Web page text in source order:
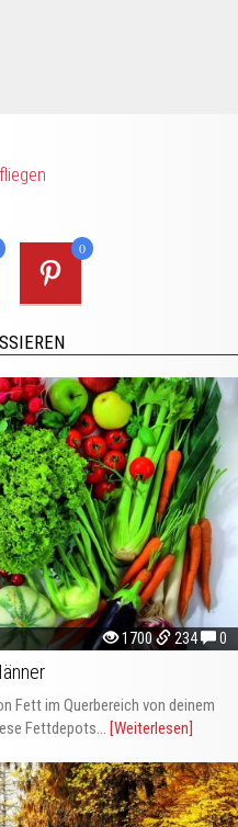
0
1700 234 0
Fett im Querbereich von deinem
Fettdepots... [Weiterlesen]